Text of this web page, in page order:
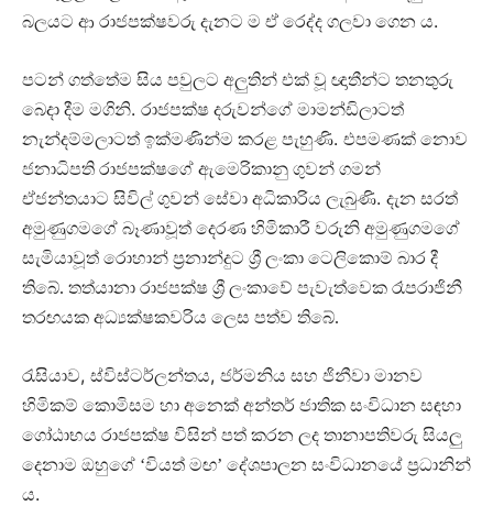
බලයට ආ රාජපක්ෂවරු දැනට ම ඒ රෙද්ද ගලවා ගෙන ය.
පටන් ගත්තේම සිය පවුලට අලුතින් එක් වූ ඥාතීන්ට තනතුරු
බෙදා දීම මගිනි. රාජපක්ෂ දරුවන්ගේ මාමන්ඩිලාටත්
නැන්දම්මලාටත් ඉක්මණින්ම කරළ පැහුණි. එපමණක් නොව
ජනාධිපති රාජපක්ෂගේ ඇමෙරිකානු ගුවන් ගමන්
ඒජන්තයාට සිවිල් ගුවන් සේවා අධිකාරිය ලැබුණි. දැන සරත්
අමුණුගමගේ බෑණාවූත් දෙරණ හිමිකාරී වරුනි අමුණුගමගේ
සැමියාවූත් රොහාන් ප්‍රනාන්දුට ශ්‍රී ලංකා ටෙලිකොම් බාර දී
තිබේ. තත්යානා රාජපක්ෂ ශ්‍රී ලංකාවේ පැවැත්වෙක රෑපරාජිනී
තරඟයක අධ්‍යක්ෂකවරිය ලෙස පත්ව තිබේ.
රැසියාව, ස්විස්ටර්ලන්තය, ජර්මනිය සහ ජිනීවා මානව
හිමිකම් කොමිසම හා අනෙක් අන්තර් ජාතික සංවිධාන සඳහා
ගෝඨාභය රාජපක්ෂ විසින් පත් කරන ලද තානාපතිවරු සියලු
දෙනාම ඔහුගේ ‘වියත් මඟ’ දේශපාලන සංවිධානයේ ප්‍රධානින්
ය.